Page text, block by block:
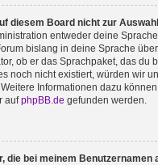
diesem Board nicht zur
entweder deine
bislang in deine Sprache
ob er das Sprachpaket, das du
noch nicht existiert, würden wir
Informationen dazu
aufphpBB.de gefunden werden.
die bei meinem Benutzernamen